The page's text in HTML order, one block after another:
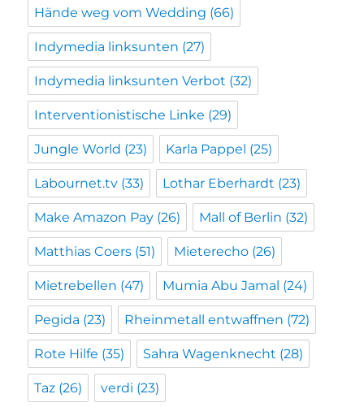
Hände weg vom Wedding (66)
Indymedia linksunten (27)
Indymedia linksunten Verbot (32)
Interventionistische Linke (29)
Jungle World (23) Karla Pappel (25)
Labournet.tv (33) Lothar Eberhardt (23)
Make Amazon Pay (26) Mall of Berlin (32)
Matthias Coers (51) Mieterecho (26)
Mietrebellen (47) Mumia Abu Jamal (24)
Pegida (23) Rheinmetall entwaffnen (72)
Rote Hilfe (35) Sahra Wagenknecht (28)
Taz (26) verdi (23)